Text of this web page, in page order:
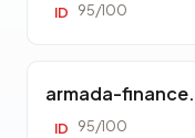
ID 95/100
armada-
ID 95/100